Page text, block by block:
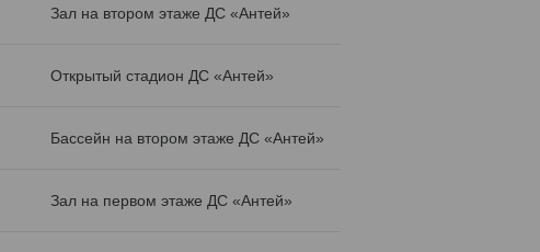
Зал на втором этаже ДС «Антей»
Открытый стадион ДС «Антей»
Бассейн на втором этаже ДС «Антей»
Зал на первом этаже ДС «Антей»